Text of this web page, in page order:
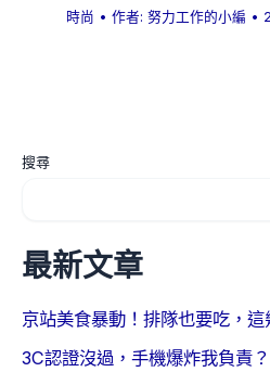
時尚 • 作者:努力工作的小編 •
搜尋
最新文章
京站美食暴動！排隊也要吃，這
3C認證沒過，手機爆炸我負責？